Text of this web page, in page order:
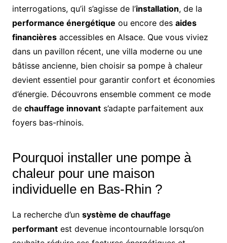
interrogations, qu’il s’agisse de l’installation, de la
performance énergétique ou encore des aides
financièresaccessibles en Alsace. Que vous viviez
dans un pavillon récent, une villa moderne ou une
bâtisse ancienne, bien choisir sa pompe à chaleur
devient essentiel pour garantir confort et économies
d’énergie. Découvrons ensemble comment ce mode
de chauffage innovants’adapte parfaitement aux
foyers bas-rhinois.
Pourquoi installer une pompe à
chaleur pour une maison
individuelle en Bas-Rhin ?
La recherche d’un système de chauffage
performantest devenue incontournable lorsqu’on